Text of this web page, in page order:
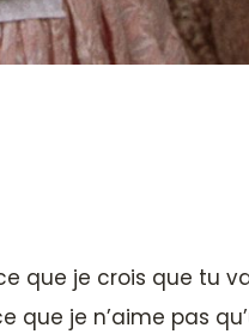
que je crois que tu
que je n’aime pas